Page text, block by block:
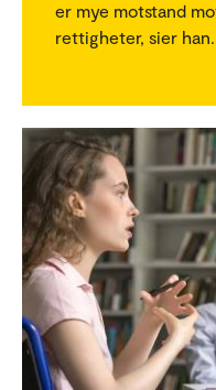
er mye motstand
rettigheter, sier han.